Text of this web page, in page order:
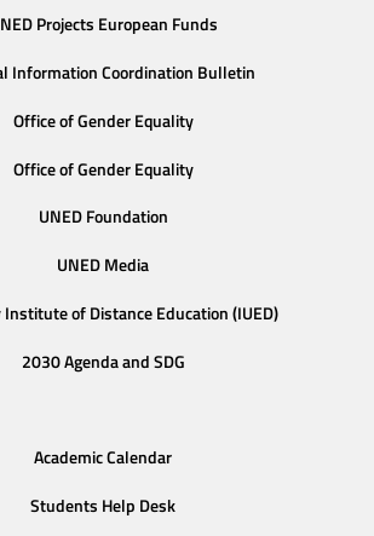
Projects European Funds
Information Coordination Bulletin
Office of Gender Equality
Office of Gender Equality
UNED Foundation
UNED Media
of Distance Education (IUED)
2030 Agenda and SDG
Academic Calendar
Students Help Desk